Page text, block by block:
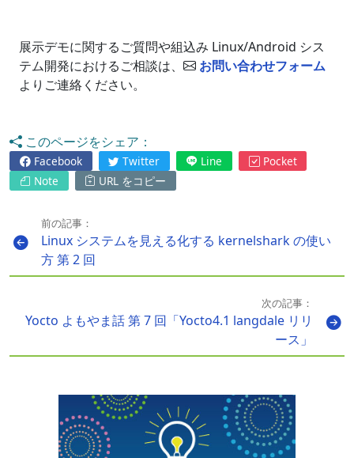
展示デモに関するご質問や組込み Linux/Android シス
テム開発におけるご相談は、
お問い合わせフォーム
よりご連絡ください。
このページをシェア：
Facebook Twitter Line
Pocket
Note
URL をコピー
前の記事：
Linux システムを見える化する kernelshark の使い
方 第 2 回
次の記事：
Yocto よもやま話 第 7 回「Yocto4.1 langdale リリ
ース」